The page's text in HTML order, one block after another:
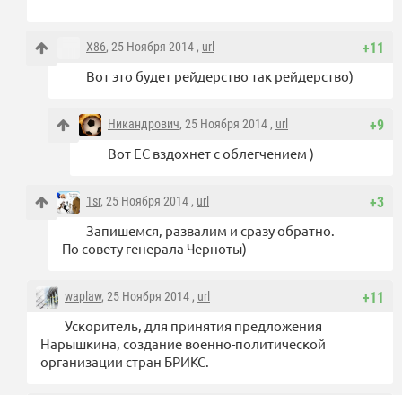
+11
X86, 25 Ноября 2014 , url
Вот это будет рейдерство так рейдерство)
+9
Никандрович, 25 Ноября 2014 , url
Вот ЕС вздохнет с облегчением )
+3
1sr, 25 Ноября 2014 , url
Запишемся, развалим и сразу обратно.
По совету генерала Черноты)
+11
waplaw, 25 Ноября 2014 , url
Ускоритель, для принятия предложения
Нарышкина, создание военно-политической
организации стран БРИКС.